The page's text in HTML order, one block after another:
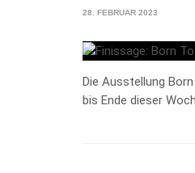
28. FEBRUAR 2023
Die Ausstellung
bis Ende dieser